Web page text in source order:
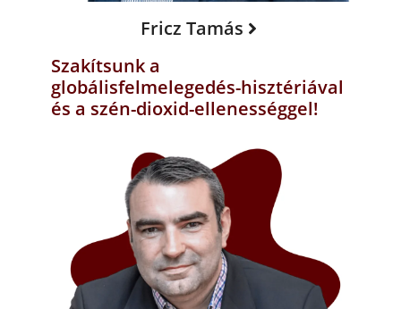
Fricz Tamás
Szakítsunk a
globálisfelmelegedés-hisztériával
és a szén-dioxid-ellenességgel!